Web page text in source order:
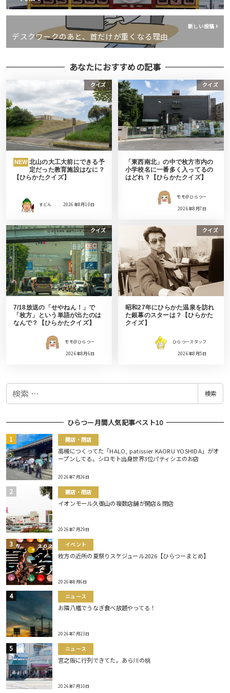
新しい投稿
デスクワークのあと、首だけが重くなる理由
あなたにおすすめの記事
クイズ
NEW 北山の大工大前にできる予
定だった教育施設はなに？
【ひらかたクイズ】
すどん 2026年8月10日
クイズ
「東西南北」の中で枚方市内の
小学校名に一番多く入ってるの
はどれ？【ひらかたクイズ】
モモ＠ひらつー
2026年8月7日
クイズ
7/18放送の「せやねん！」で
「枚方」という単語が出たのは
なんで？【ひらかたクイズ】
モモ＠ひらつー
2026年8月6日
クイズ
昭和27年にひらかた温泉を訪れ
た銀幕のスターは？【ひらかた
クイズ】
ひらつースタッフ
2026年8月5日
検
検索
ひらつー月間人気記事ベスト10
開店・閉店
高槻につくってた「HALO, patissier KAORU YOSHIDA」がオ
ープンしてる。シロモト出身世界3位パティシエのお店
2026年7月26日
開店・閉店
イオンモール久御山の複数店舗が開店＆閉店
2026年7月29日
イベント
枚方の近所の夏祭りスケジュール2026【ひらつーまとめ】
2026年8月6日
ニュース
お隣八幡でうなぎ食べ放題やってる！
2026年7月23日
ニュース
宮之阪に行列できてた。あら川の桃
2026年7月10日